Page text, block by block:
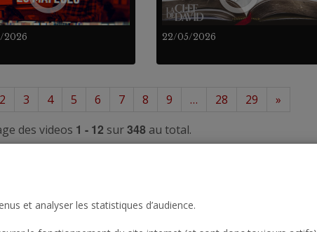
2026 22/05/2026
2 3 4 5 6 7 8 9 … 28 29
»
des videos 1 - 12 sur348au total.
et analyser les statistiques d’audience.